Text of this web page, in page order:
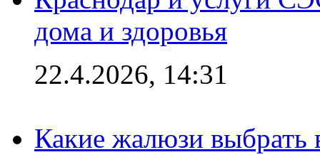
дома и здоровья
22.4.2026, 14:31
Какие жалюзи выбрать